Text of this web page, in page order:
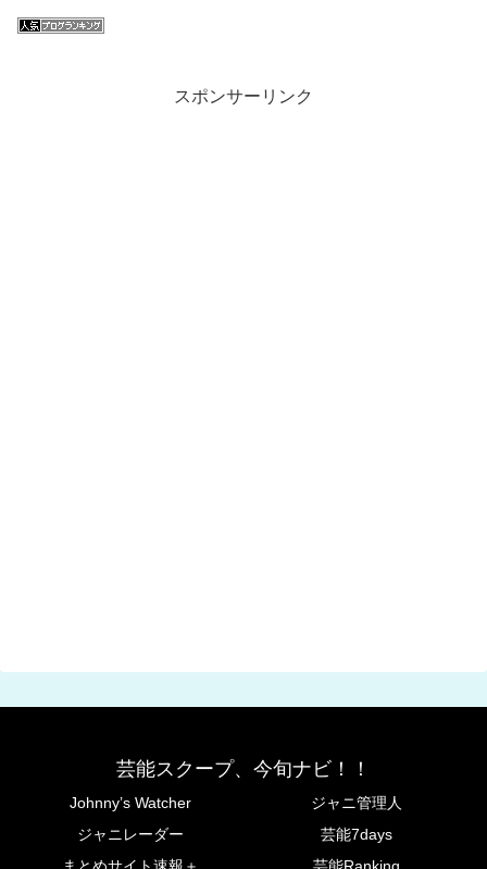
スポンサーリンク
芸能スクープ、今旬ナビ！！
Johnny’s Watcher
ジャニ管理人
ジャニレーダー
芸能7days